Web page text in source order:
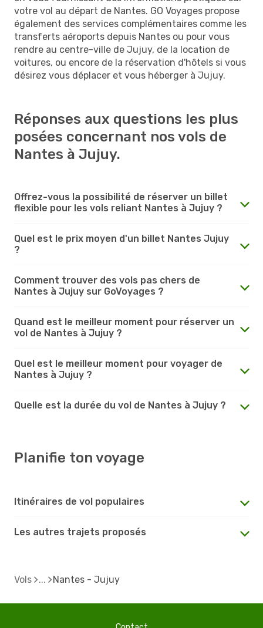
votre vol au départ de Nantes. GO Voyages propose
également des services complémentaires comme les
transferts aéroports depuis Nantes ou pour vous
rendre au centre-ville de Jujuy, de la location de
voitures, ou encore de la réservation d'hôtels si vous
désirez vous déplacer et vous héberger à Jujuy.
Réponses aux questions les plus
posées concernant nos vols de
Nantes à Jujuy.
Offrez-vous la possibilité de réserver un billet
flexible pour les vols reliant Nantes à Jujuy ?
Quel est le prix moyen d'un billet Nantes Jujuy
?
Comment trouver des vols pas chers de
Nantes à Jujuy sur GoVoyages ?
Quand est le meilleur moment pour réserver un
vol de Nantes à Jujuy ?
Quel est le meilleur moment pour voyager de
Nantes à Jujuy ?
Quelle est la durée du vol de Nantes à Jujuy ?
Planifie ton voyage
Itinéraires de vol populaires
Les autres trajets proposés
Vols Nantes - Jujuy